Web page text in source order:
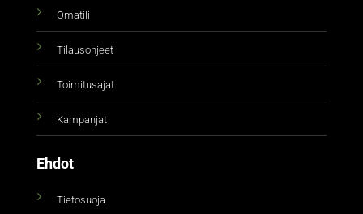
Omatili
Tilausohjeet
Toimitusajat
Kampanjat
Ehdot
Tietosuoja